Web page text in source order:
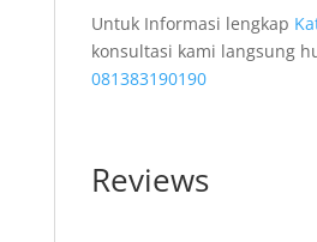
Untuk Informasi lengkap
konsultasi kami langsung
081383190190
Reviews